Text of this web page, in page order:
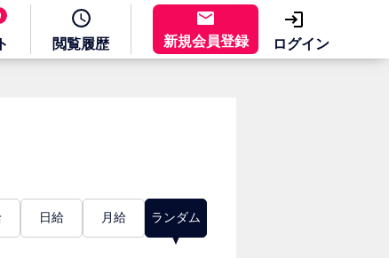
閲覧履歴 新規会員登録 ログイン
日給 月給 ランダム